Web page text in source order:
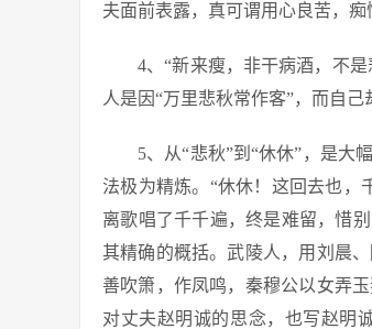
夫面前表露，真可谓用心良苦，痴
4、“新来瘦，非干病酒，不
人是因“万里悲秋常作客”，而自
5、从“悲秋”到“休休”，是大
法极为精炼。“休休！这回去也，
离歌唱了千千遍，终是难留，惜
其精确的概括。武陵人，用刘晨
善吹箫，作凤鸣，秦穆公以女弄
对丈夫赵明诚的思念，也写赵明